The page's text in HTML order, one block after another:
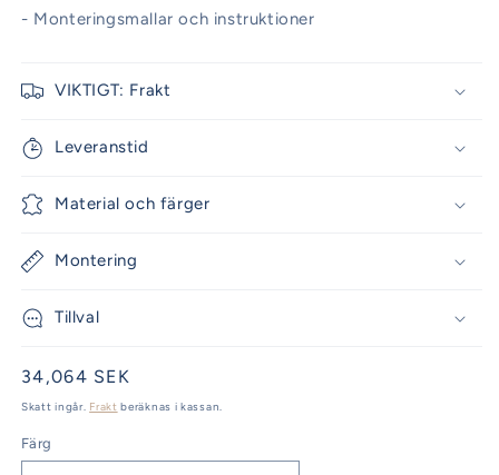
- Monteringsmallar och instruktioner
VIKTIGT: Frakt
Leveranstid
Material och färger
Montering
Tillval
Ordinarie
pris
34,064 SEK
Skatt ingår. Frakt beräknas i kassan.
Färg